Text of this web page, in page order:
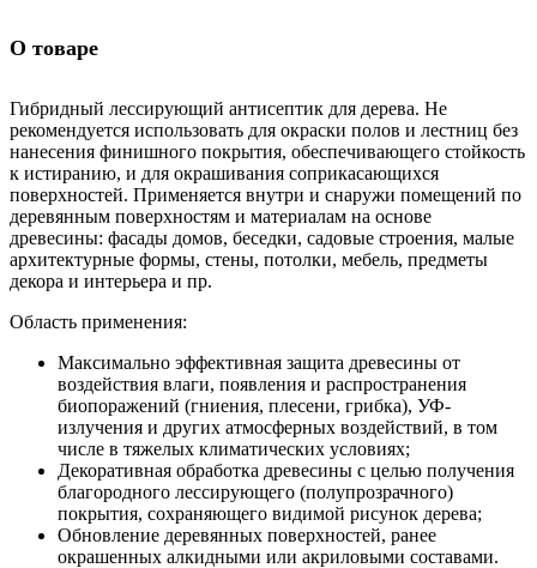
О товаре
Гибридный лессирующий антисептик для дерева. Не
рекомендуется использовать для окраски полов и лестниц без
нанесения финишного покрытия, обеспечивающего стойкость
к истиранию, и для окрашивания соприкасающихся
поверхностей. Применяется внутри и снаружи помещений по
деревянным поверхностям и материалам на основе
древесины: фасады домов, беседки, садовые строения, малые
архитектурные формы, стены, потолки, мебель, предметы
декора и интерьера и пр.
Область применения:
Максимально эффективная защита древесины от
воздействия влаги, появления и распространения
биопоражений (гниения, плесени, грибка), УФ-
излучения и других атмосферных воздействий, в том
числе в тяжелых климатических условиях;
Декоративная обработка древесины с целью получения
благородного лессирующего (полупрозрачного)
покрытия, сохраняющего видимой рисунок дерева;
Обновление деревянных поверхностей, ранее
окрашенных алкидными или акриловыми составами.